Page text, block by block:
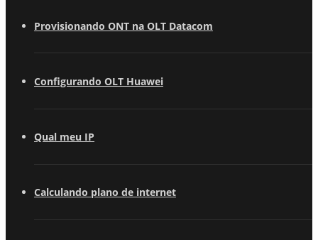
Provisionando ONT na OLT Datacom
Configurando OLT Huawei
Qual meu IP
Calculando plano de internet